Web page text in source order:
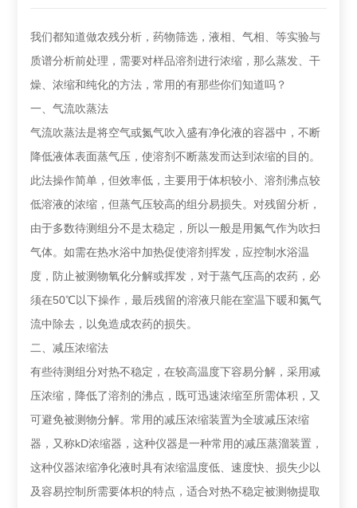
我们都知道做农残分析，药物筛选，液相、气相、等实验与
质谱分析前处理，需要对样品溶剂进行浓缩，那么蒸发、干
燥、浓缩和纯化的方法，常用的有那些你们知道吗？
一、气流吹蒸法
气流吹蒸法是将空气或氮气吹入盛有净化液的容器中，不断
降低液体表面蒸气压，使溶剂不断蒸发而达到浓缩的目的。
此法操作简单，但效率低，主要用于体枳较小、溶剂沸点较
低溶液的浓缩，但蒸气压较高的组分易损失。对残留分析，
由于多数待测组分不是太稳定，所以一般是用氮气作为吹扫
气体。如需在热水浴中加热促使溶剂挥发，应控制水浴温
度，防止被测物氧化分解或挥发，对于蒸气压高的农药，必
须在50℃以下操作，最后残留的溶液只能在室温下暖和氮气
流中除去，以免造成农药的损失。
二、减压浓缩法
有些待测组分对热不稳定，在较高温度下容易分解，采用减
压浓缩，降低了溶剂的沸点，既可迅速浓缩至所需体积，又
可避免被测物分解。常用的减压浓缩装置为全玻减压浓缩
器，又称kD浓缩器，这种仪器是一种常用的减压蒸溜装置，
这种仪器浓缩净化液时具有浓缩温度低、速度快、损失少以
及容易控制所需要体枳的特点，适合对热不稳定被测物提取